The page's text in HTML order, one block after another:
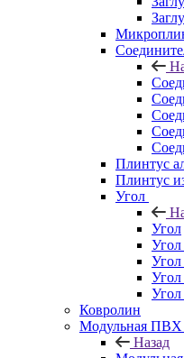
Плинтус
Плинтус
Угол
Угол
Ковролин
Модульная ПВХ
Назад